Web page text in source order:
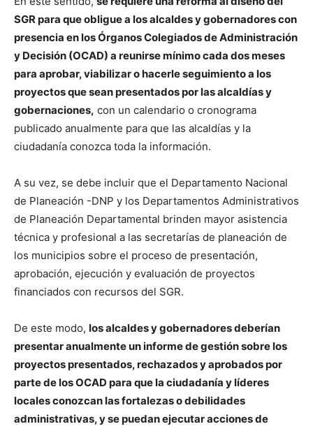
SGR para que obligue a los alcaldes y gobernadores con
presencia en los Órganos Colegiados de Administración
y Decisión (OCAD) a reunirse mínimo cada dos meses
para aprobar, viabilizar o hacerle seguimiento a los
proyectos que sean presentados por las alcaldías y
gobernaciones, con un calendario o cronograma
publicado anualmente para que las alcaldías y la
ciudadanía conozca toda la información.
A su vez, se debe incluir que el Departamento Nacional
de Planeación -DNP y los Departamentos Administrativos
de Planeación Departamental brinden mayor asistencia
técnica y profesional a las secretarías de planeación de
los municipios sobre el proceso de presentación,
aprobación, ejecución y evaluación de proyectos
financiados con recursos del SGR.
De este modo, los alcaldes y gobernadores deberían
presentar anualmente un informe de gestión sobre los
proyectos presentados, rechazados y aprobados por
parte de los OCAD para que la ciudadanía y líderes
locales conozcan las fortalezas o debilidades
administrativas, y se puedan ejecutar acciones de